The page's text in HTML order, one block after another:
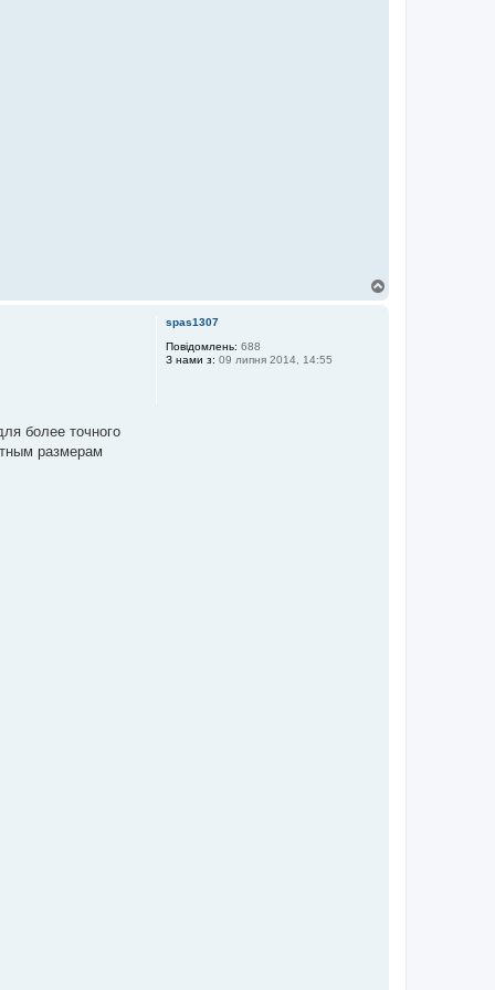
spas1307
Повідомлень: 688
З нами з: 09 липня 2014, 14:55
более точного
размерам